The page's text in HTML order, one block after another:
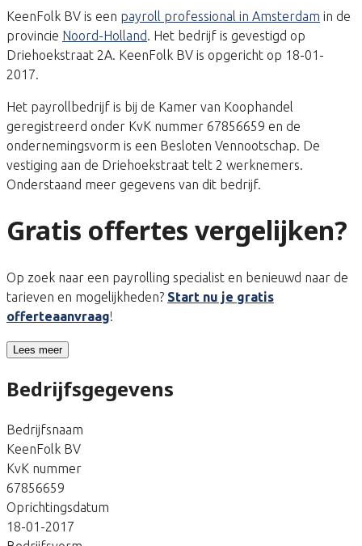
KeenFolk BV is een payroll professional in Amsterdam in de
provincie Noord-Holland. Het bedrijf is gevestigd op
Driehoekstraat 2A. KeenFolk BV is opgericht op 18-01-
2017.
Het payrollbedrijf is bij de Kamer van Koophandel
geregistreerd onder KvK nummer 67856659 en de
ondernemingsvorm is een Besloten Vennootschap. De
vestiging aan de Driehoekstraat telt 2 werknemers.
Onderstaand meer gegevens van dit bedrijf.
Gratis offertes vergelijken?
Op zoek naar een payrolling specialist en benieuwd naar de
tarieven en mogelijkheden? Start nu je gratis
offerteaanvraag!
Lees meer
Bedrijfsgegevens
Bedrijfsnaam
KeenFolk BV
KvK nummer
67856659
Oprichtingsdatum
18-01-2017